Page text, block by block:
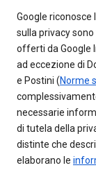
Google riconosce
sulla privacy
offerti da Google
ad eccezione di
e Postini (Norme
necessarie
di tutela della
distinte che
elaborano le